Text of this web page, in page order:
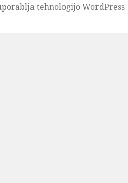
tehnologijo WordPress